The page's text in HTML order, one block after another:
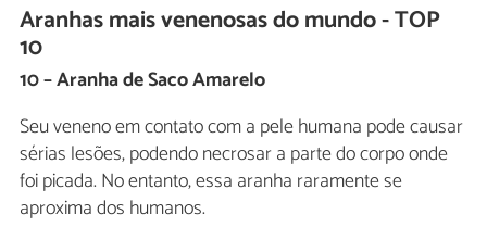
Aranhas mais venenosas do mundo - TOP
10
10 – Aranha de Saco Amarelo
Seu veneno em contato com a pele humana pode causar
sérias lesões, podendo necrosar a parte do corpo onde
foi picada. No entanto, essa aranha raramente se
aproxima dos humanos.